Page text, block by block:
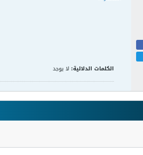
الكلمات الدلالية: لا يوجد